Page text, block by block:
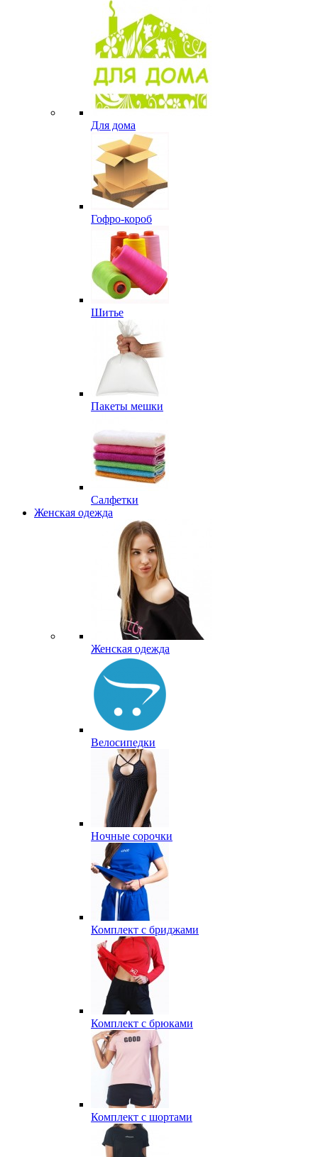
Для дома
Гофро-короб
Шитье
Пакеты мешки
Салфетки
Женская одежда
Женская одежда
Велосипедки
Ночные сорочки
Комплект с бриджами
Комплект с брюками
Комплект с шортами